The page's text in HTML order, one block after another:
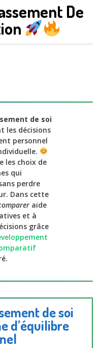
De
de soi
les décisions
personnel
les choix de
qui
perdre
Dans cette
aide
et à
grâce
de soi
d’équilibre